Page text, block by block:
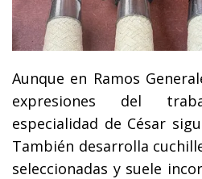
Aunque en Ramos
expresiones del
especialidad de César
También desarrolla
seleccionadas y suele